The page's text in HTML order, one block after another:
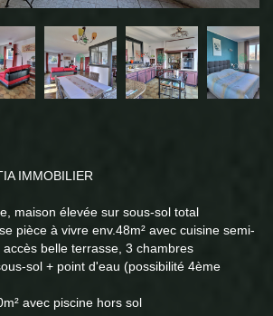
IMMOBILIER
maison élevée sur sous-sol total
pièce à vivre env.48m² avec cuisine semi-
belle terrasse, 3 chambres
sol + point d'eau (possibilité 4ème
avec piscine hors sol